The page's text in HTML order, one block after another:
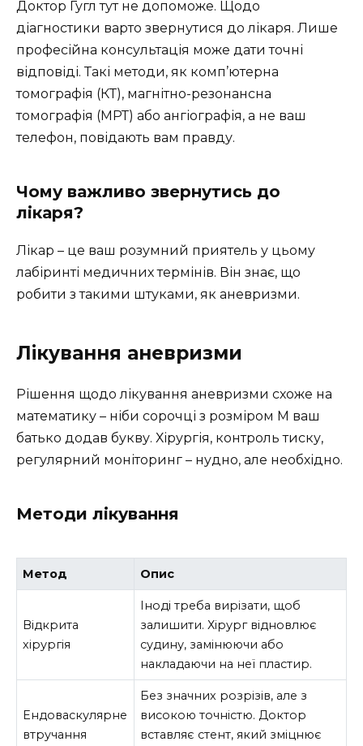
Доктор Гугл тут не допоможе. Щодо
діагностики варто звернутися до лікаря. Лише
професійна консультація може дати точні
відповіді. Такі методи, як комп’ютерна
томографія (КТ), магнітно-резонансна
томографія (МРТ) або ангіографія, а не ваш
телефон, повідають вам правду.
Чому важливо звернутись до
лікаря?
Лікар – це ваш розумний приятель у цьому
лабіринті медичних термінів. Він знає, що
робити з такими штуками, як аневризми.
Лікування аневризми
Рішення щодо лікування аневризми схоже на
математику – ніби сорочці з розміром M ваш
батько додав букву. Хірургія, контроль тиску,
регулярний моніторинг – нудно, але необхідно.
Методи лікування
Метод Опис
Відкрита
хірургія
Іноді треба вирізати, щоб
залишити. Хірург відновлює
судину, замінюючи або
накладаючи на неї пластир.
Ендоваскулярне
втручання
Без значних розрізів, але з
високою точністю. Доктор
вставляє стент, який зміцнює